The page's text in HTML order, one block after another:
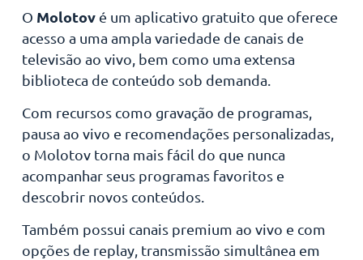
O Molotové um aplicativo gratuito que oferece
acesso a uma ampla variedade de canais de
televisão ao vivo, bem como uma extensa
biblioteca de conteúdo sob demanda.
Com recursos como gravação de programas,
pausa ao vivo e recomendações personalizadas,
o Molotov torna mais fácil do que nunca
acompanhar seus programas favoritos e
descobrir novos conteúdos.
Também possui canais premium ao vivo e com
opções de replay, transmissão simultânea em